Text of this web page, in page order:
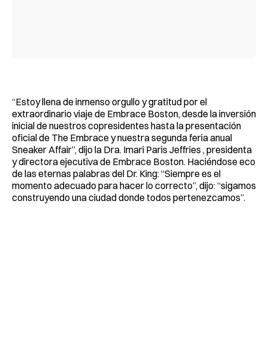
“Estoy llena de inmenso orgullo y gratitud por el
extraordinario viaje de Embrace Boston, desde la inversión
inicial de nuestros copresidentes hasta la presentación
oficial de The Embrace y nuestra segunda feria anual
Sneaker Affair”, dijo la Dra. Imari Paris Jeffries , presidenta
y directora ejecutiva de Embrace Boston. Haciéndose eco
de las eternas palabras del Dr. King: “Siempre es el
momento adecuado para hacer lo correcto”, dijo: “sigamos
construyendo una ciudad donde todos pertenezcamos”.